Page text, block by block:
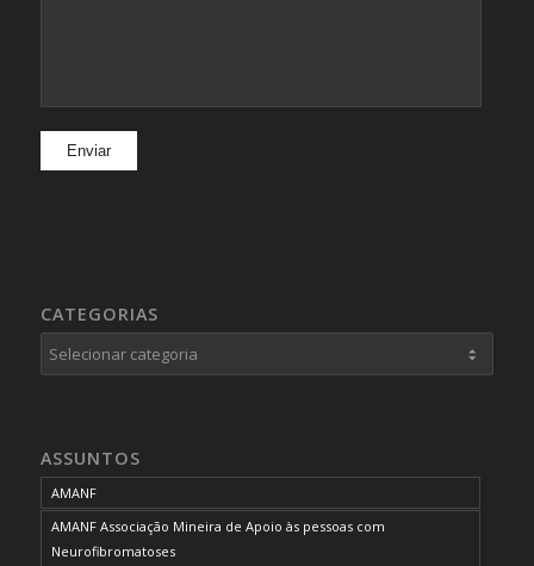
CATEGORIAS
Categorias
ASSUNTOS
AMANF
AMANF Associação Mineira de Apoio às pessoas com
Neurofibromatoses